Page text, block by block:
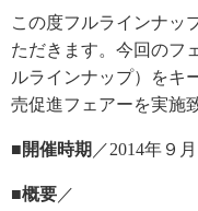
この度フルラインナッ
ただきます。今回のフ
ルラインナップ）をキ
売促進フェアーを実施
■開催時期 ／2014年９
■概要 ／